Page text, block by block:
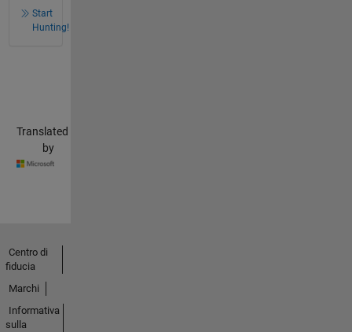
Start
Hunting!
Translated
by
Centro di
fiducia
Marchi
Informativa
sulla